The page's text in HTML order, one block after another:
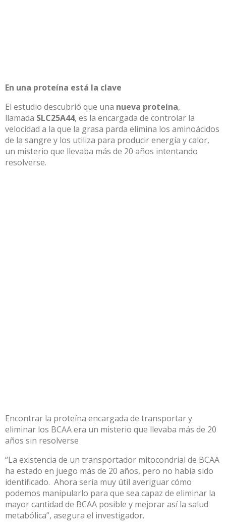
En una proteína está la clave
El estudio descubrió que una nueva proteína,
llamada SLC25A44, es la encargada de controlar la
velocidad a la que la grasa parda elimina los aminoácidos
de la sangre y los utiliza para producir energía y calor,
un misterio que llevaba más de 20 años intentando
resolverse.
Encontrar la proteína encargada de transportar y
eliminar los BCAA era un misterio que llevaba más de 20
años sin resolverse
“La existencia de un transportador mitocondrial de BCAA
ha estado en juego más de 20 años, pero no había sido
identificado. Ahora sería muy útil averiguar cómo
podemos manipularlo para que sea capaz de eliminar la
mayor cantidad de BCAA posible y mejorar así la salud
metabólica”, asegura el investigador.